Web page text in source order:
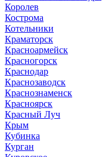
Королев
Кострома
Котельники
Краматорск
Красноармейск
Красногорск
Краснодар
Краснозаводск
Краснознаменск
Красноярск
Красный Луч
Крым
Кубинка
Курган